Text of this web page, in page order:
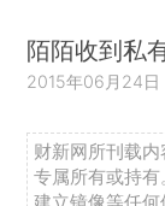
陌陌收到私
2015年06月24日
财新网所刊载
专属所有或持